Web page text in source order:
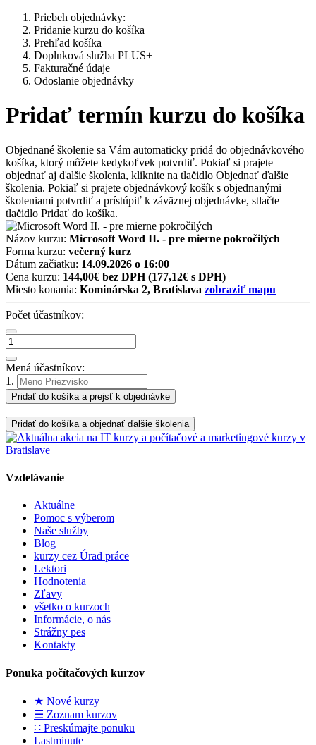
Priebeh objednávky:
Pridanie kurzu do košíka
Prehľad košíka
Doplnková služba PLUS+
Fakturačné údaje
Odoslanie objednávky
Pridať termín kurzu do košíka
Objednané školenie sa Vám automaticky pridá do objednávkového
košíka, ktorý môžete kedykoľvek potvrdiť. Pokiaľ si prajete
objednať aj ďalšie školenia, kliknite na tlačidlo Objednať ďalšie
školenia. Pokiaľ si prajete objednávkový košík s objednanými
školeniami potvrdiť a prístúpiť k záväznej objednávke, stlačte
tlačidlo Pridať do košíka.
Názov kurzu: Microsoft Word II. - pre mierne pokročilých
Forma kurzu: večerný kurz
Dátum začiatku: 14.09.2026 o 16:00
Cena kurzu: 144,00€ bez DPH(177,12€ s DPH)
Miesto konania: Kominárska 2, Bratislava zobraziť mapu
Počet účastníkov:
Mená účastníkov:
1.
Pridať do košíka a prejsť k objednávke
Pridať do košíka a objednať ďalšie školenia
Vzdelávanie
Aktuálne
Pomoc s výberom
Naše služby
Blog
kurzy cez Úrad práce
Lektori
Hodnotenia
Zľavy
všetko o kurzoch
Informácie, o nás
Strážny pes
Kontakty
Ponuka počítačových kurzov
★ Nové kurzy
☰ Zoznam kurzov
∷ Preskúmajte ponuku
Lastminute